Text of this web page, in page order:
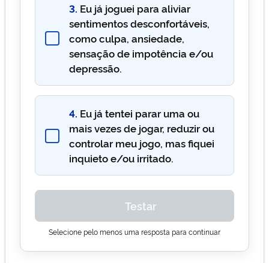
3. Eu já joguei para aliviar
sentimentos desconfortáveis,
como culpa, ansiedade,
sensação de impotência e/ou
depressão.
4. Eu já tentei parar uma ou
mais vezes de jogar, reduzir ou
controlar meu jogo, mas fiquei
inquieto e/ou irritado.
Testar
Selecione pelo menos uma resposta para continuar